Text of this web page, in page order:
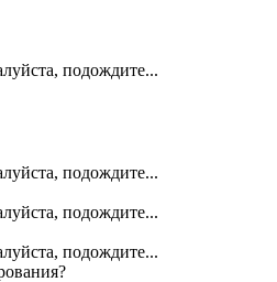
подождите...
подождите...
подождите...
подождите...